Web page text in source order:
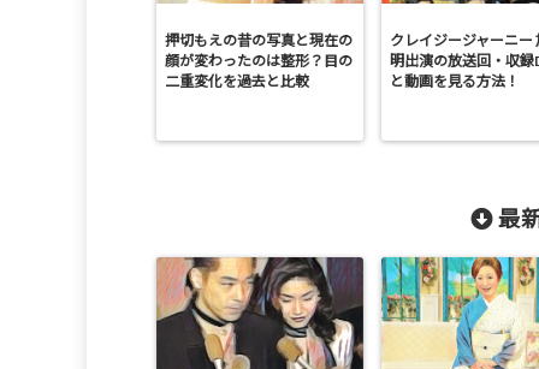
押切もえの昔の写真と現在の
顔が変わったのは整形？目の
二重変化を過去と比較
クレイジージャーニー
明出演の放送回・収
と動画を見る方法！
最